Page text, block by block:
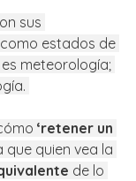
sus
estados de
meteorología;
‘retener un
que quien vea la
de lo